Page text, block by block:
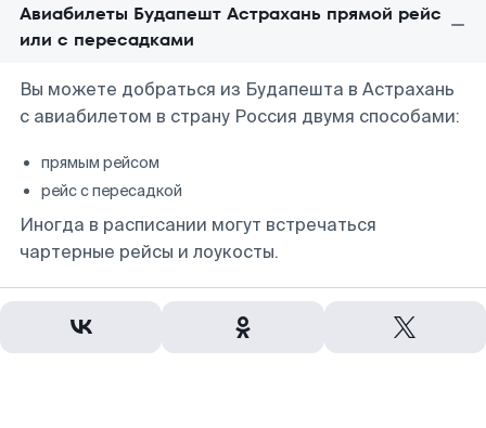
Авиабилеты Будапешт Астрахань прямой рейс
или с пересадками
Вы можете добраться из Будапешта в Астрахань
с авиабилетом в страну Россия двумя способами:
прямым рейсом
рейс с пересадкой
Иногда в расписании могут встречаться
чартерные рейсы и лоукосты.